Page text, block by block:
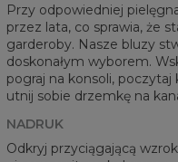
Przy odpowiedniej
przez lata, co sprawia, że
garderoby. Nasze bluzy
doskonałym wyborem.
pograj na konsoli,
utnij sobie drzemkę na
NADRUK
Odkryj przyciągającą